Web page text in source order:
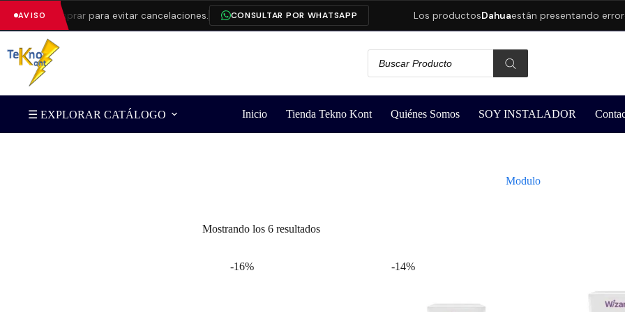
AVISO
de comprar para evitar cancelaciones. CONSULTAR POR WHATSAPP Los productosDahuaestán presentando
☰ EXPLORAR CATÁLOGO Inicio Tienda Tekno Kont Quiénes Somos SOY INSTALADOR
Modulo
Mostrando los 6 resultados
-16% -14%